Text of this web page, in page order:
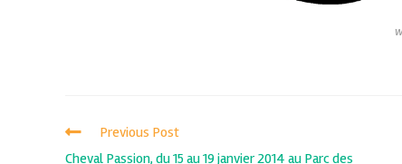
Previous Post
Cheval Passion, du 15 au 19 janvier 2014 au Parc des